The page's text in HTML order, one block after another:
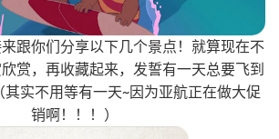
跟你们分享以下几个景点！就算现在不
赏，再收藏起来，发誓有一天总要飞到
实不用等有一天~因为亚航正在做大促
销啊！！！）